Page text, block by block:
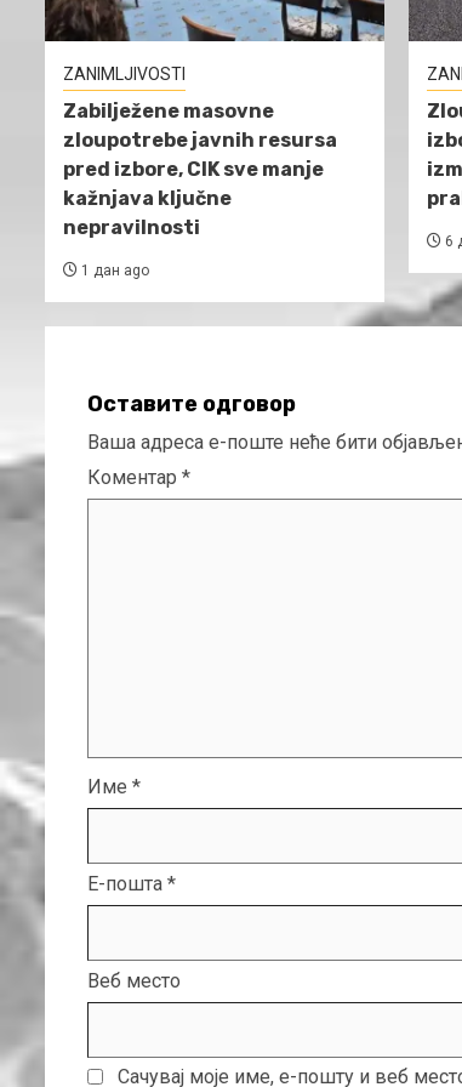
ZANIMLJIVOSTI
Zabilježene masovne
zloupotrebe javnih resursa
pred izbore, CIK sve manje
kažnjava ključne
nepravilnosti
1 дан ago
6
Оставите одговор
Ваша адреса е-поште неће бити
Коментар *
Име *
Е-пошта *
Веб место
Сачувај моје име, е-пошту и веб